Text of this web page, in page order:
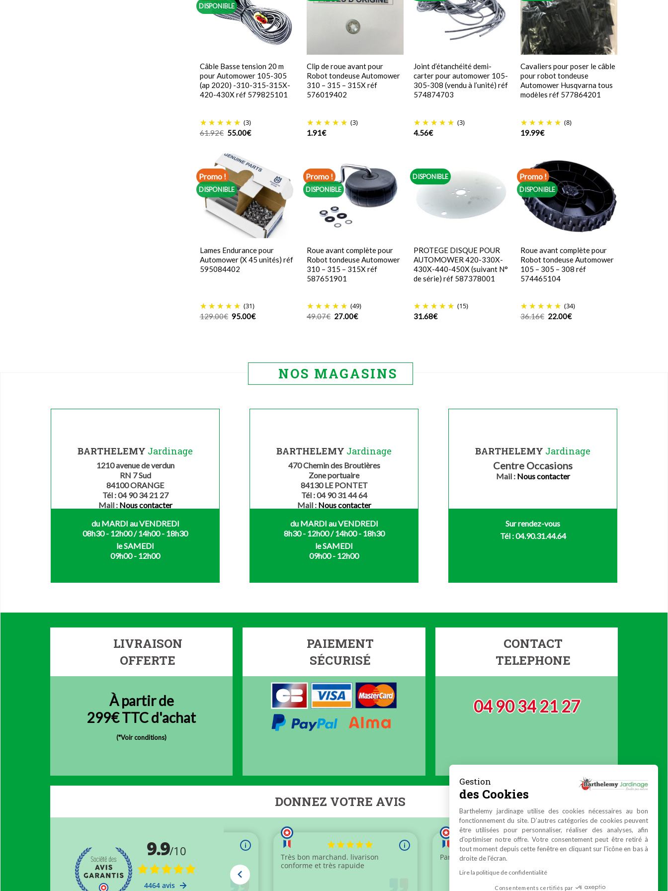
DISPONIBLE
Câble Basse tension 20 m
pour Automower 105-305
(ap 2020) -310-315-315X-
420-430X réf 579825101
(3)
61.92€ Le
était :
61.92€.
55.00€Le
55.00€.
Clip de roue avant pour
Robot tondeuse Automower
310 – 315 – 315X réf
576019402
(3)
1.91€
Joint d’étanchéité demi-
carter pour automower 105-
305-308 (vendu à l’unité) réf
574874703
(3)
4.56€
Cavaliers pour poser le câble
pour robot tondeuse
Automower Husqvarna tous
modèles réf 577864201
(8)
19.99€
Promo !
DISPONIBLE
Lames Endurance pour
Automower (X 45 unités) réf
595084402
(31)
129.00€ Le
95.00€Le
Promo !
DISPONIBLE
Roue avant complète pour
Robot tondeuse Automower
310 – 315 – 315X réf
587651901
(49)
49.07€ Le
27.00€Le
DISPONIBLE
PROTEGE DISQUE POUR
AUTOMOWER 420-330X-
430X-440-450X (suivant N°
de série) réf 587378001
(15)
31.68€
Promo !
DISPONIBLE
Roue avant complète pour
Robot tondeuse Automower
105 – 305 – 308 réf
574465104
(34)
36.16€ Le
22.00€Le
NOS MAGASINS
BARTHELEMY Jardinage
1210 avenue de verdun
RN 7 Sud
84100 ORANGE
Tél : 04 90 34 21 27
Mail : Nous contacter
du MARDI au VENDREDI
08h30 - 12h00 / 14h00 - 18h30
le SAMEDI
09h00 - 12h00
BARTHELEMY Jardinage
470 Chemin des Broutières
Zone portuaire
84130 LE PONTET
Tél : 04 90 31 44 64
Mail : Nous contacter
du MARDI au VENDREDI
8h30 - 12h00 / 14h00 - 18h30
le SAMEDI
09h00 - 12h00
BARTHELEMY Jardinage
Centre Occasions
Mail : Nous contacter
Sur rendez-vous
Tél : 04.90.31.44.64
LIVRAISON
OFFERTE
À partir de
299€ TTC d'achat
(*Voir conditions)
PAIEMENT
SÉCURISÉ
CONTACT
TELEPHONE
04 90 34 21 27
DONNEZ VOTRE AVIS
Gestion
des Cookies
Barthelemy jardinage utilise des cookies nécessaires au bon
fonctionnement du site. D’autres catégories de cookies peuvent
être utilisées pour personnaliser, réaliser des analyses, afin
d'optimiser notre offre. Votre consentement peut être retiré à
tout moment depuis cette fenêtre en cliquant sur l'icône en bas à
droite de l'écran.
Lire la politique de confidentialité
Consentements certifiés par